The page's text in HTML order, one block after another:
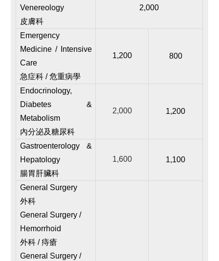
Venereology
皮膚科
2,000
Emergency
Medicine / Intensive
Care
急症科 / 危重病學
1,200 800
Endocrinology,
Diabetes &
Metabolism
內分泌及糖尿科
2,000 1,200
Gastroenterology &
Hepatology
腸胃肝臟科
1,600 1,100
General Surgery
外科
General Surgery /
Hemorrhoid
外科 / 痔瘡
General Surgery /